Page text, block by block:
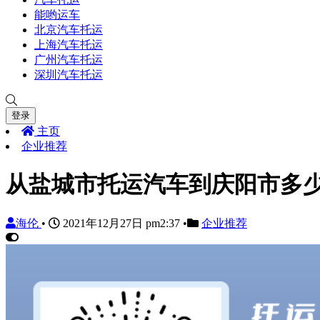
能哟运车
北京汽车托运
上海汽车托运
广州汽车托运
深圳汽车托运
登录
主页
企业推荐
从盐城市托运汽车到庆阳市多
海伦 • 2021年12月27日 pm2:37 • 企业推荐